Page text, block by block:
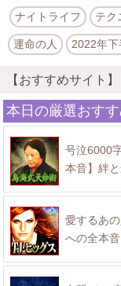
ナイトライフ テク
運命の人 2022年下
【おすすめサイト
本日の厳選おす
号泣6000
本音】絆
愛するあ
への全本